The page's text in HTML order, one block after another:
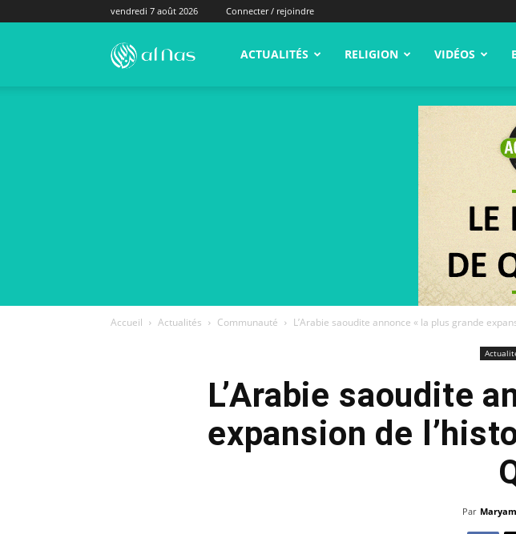
vendredi 7 août 2026 Connecter / rejoindre
alNas.fr ACTUALITÉS RELIGION VIDÉOS
Accueil Actualités Communauté L’Arabie saoudite annonce « la plus grande
L’Arabie saoudite
expansion de
Par Maryam